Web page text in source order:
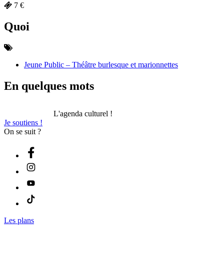
7 €
Quoi
Jeune Public – Théâtre burlesque et marionnettes
En quelques mots
L'agenda culturel !
Je soutiens !
On se suit ?
Les plans